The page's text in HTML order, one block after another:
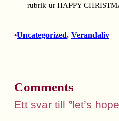
rubrik ur HAPPY
•Uncategorized, Verandaliv
Comments
Ett svar till ”let’s